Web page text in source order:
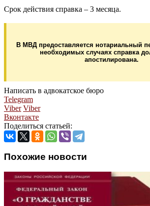
Срок действия справка – 3 месяца.
В МВД предоставляется нотариальный
необходимых случаях справка
апостилирована.
Написать в адвокатское бюро
Telegram
Viber Viber
Вконтакте
Поделиться статьей:
Похожие новости